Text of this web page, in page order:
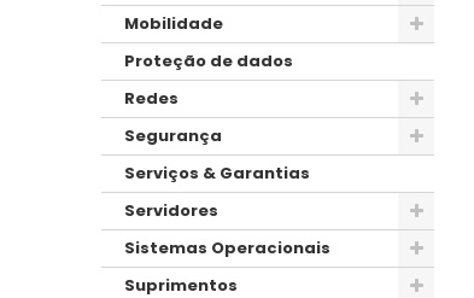
Mobilidade
Proteção de dados
Redes
Segurança
Serviços & Garantias
Servidores
Sistemas Operacionais
Suprimentos